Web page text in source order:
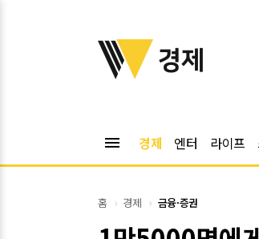
위키트리
경제
menu 경제 엔터 라이프
홈 경제 금융·증권